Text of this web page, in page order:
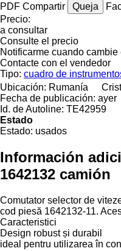
PDF Compartir Queja
Precio:
a consultar
Consulte el precio
Notificarme cuando cambie
Contacte con el vendedor
Tipo: cuadro de
Ubicación: Rumanía
Fecha de publicación: ayer
Id. de Autoline: TE42959
Estado
Estado: usados
Información
1642132 camión
Comutator selector de
cod piesă 1642132-11.
Caracteristici
Design robust și durabil
ideal pentru utilizarea în